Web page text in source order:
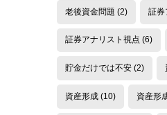
老後資金問題 (2) 証券
証券アナリスト視点 (6)
貯金だけでは不安(2)
資産形成(10) 資産形